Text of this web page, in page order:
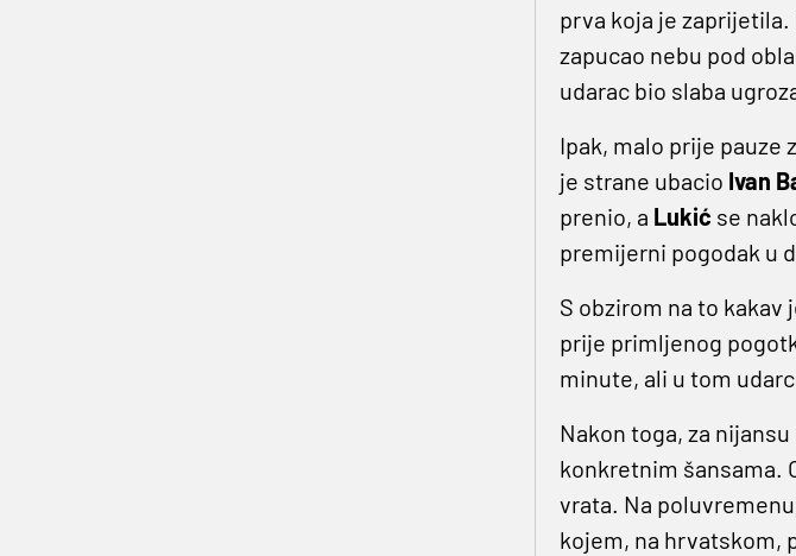
prva koja je
zapucao nebu pod
udarac bio slaba
Ipak, malo prije pauze
je strane ubacio Ivan
prenio, a Lukić se
premijerni pogodak u
S obzirom na to kakav
prije primljenog
minute, ali u tom
Nakon toga, za
konkretnim šansama.
vrata. Na
kojem, na hrvatskom,